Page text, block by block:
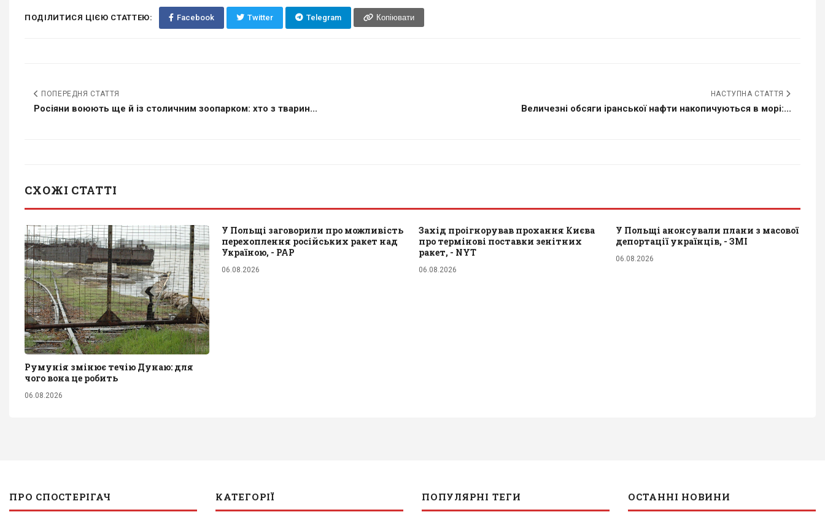
ПОДІЛИТИСЯ ЦІЄЮ СТАТТЕЮ: Facebook Twitter Telegram Копіювати
ПОПЕРЕДНЯ СТАТТЯ
Росіяни воюють ще й із столичним зоопарком: хто з тварин...
НАСТУПНА СТАТТЯ
Величезні обсяги іранської нафти накопичуються в морі:...
СХОЖІ СТАТТІ
Румунія змінює течію Дунаю: для
чого вона це робить
06.08.2026
У Польщі заговорили про можливість
перехоплення російських ракет над
Україною, - PAP
06.08.2026
Захід проігнорував прохання Києва
про термінові поставки зенітних
ракет, - NYT
06.08.2026
У Польщі анонсували плани з масової
депортації українців, - ЗМІ
06.08.2026
ПРО СПОСТЕРІГАЧ КАТЕГОРІЇ ПОПУЛЯРНІ ТЕГИ ОСТАННІ НОВИНИ